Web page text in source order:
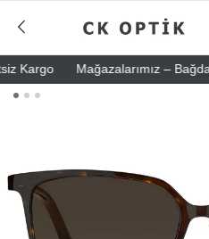
Mağazalarımız – Bağdat